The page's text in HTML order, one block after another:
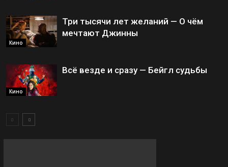
Кино
Три тысячи лет желаний — О чём
мечтают Джинны
Кино
Всё везде и сразу — Бейгл судьбы